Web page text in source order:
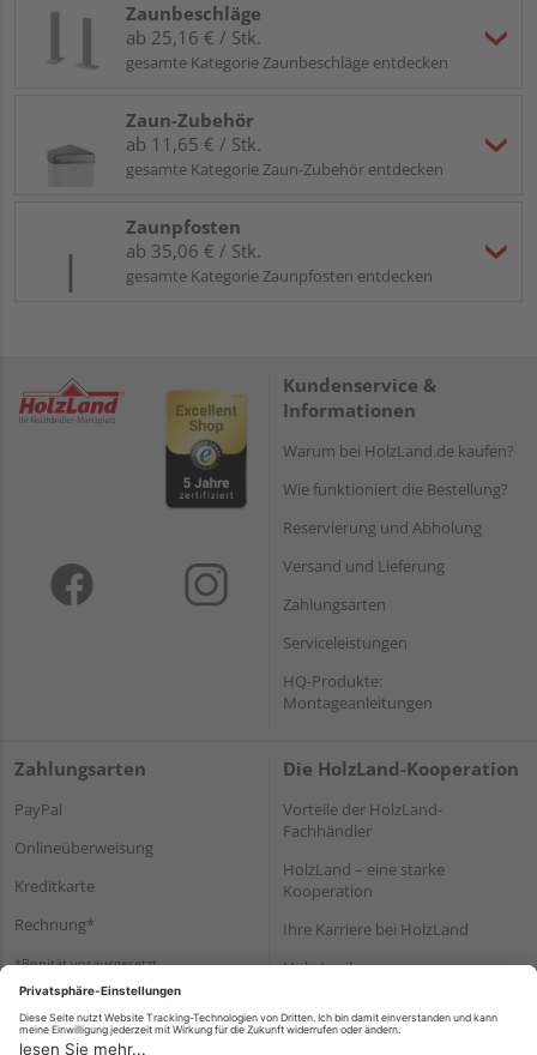
Zaunbeschläge
ab 25,16 € / Stk.
gesamte Kategorie Zaunbeschläge entdecken
Zaun-Zubehör
ab 11,65 € / Stk.
gesamte Kategorie Zaun-Zubehör entdecken
Zaunpfosten
ab 35,06 € / Stk.
gesamte Kategorie Zaunpfosten entdecken
Kundenservice &
Informationen
Warum bei HolzLand.de kaufen?
Wie funktioniert die Bestellung?
Reservierung und Abholung
Versand und Lieferung
Zahlungsarten
Serviceleistungen
HQ-Produkte:
Montageanleitungen
Zahlungsarten
PayPal
Onlineüberweisung
Kreditkarte
Rechnung*
*Bonität vorausgesetzt
Die HolzLand-Kooperation
Vorteile der HolzLand-
Fachhändler
HolzLand – eine starke
Kooperation
Ihre Karriere bei HolzLand
Holz-Lexikon